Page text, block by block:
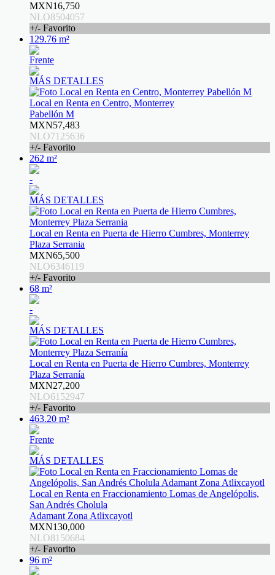
MXN16,750
NLO8504057
+/- Favorito
129.76 m²
Frente
MÁS DETALLES
Local en Renta en Centro, Monterrey
Pabellón M
MXN57,483
NLO7125636
+/- Favorito
262 m²
-
MÁS DETALLES
Local en Renta en Puerta de Hierro Cumbres, Monterrey
Plaza Serrania
MXN65,500
NLO6346119
+/- Favorito
68 m²
-
MÁS DETALLES
Local en Renta en Puerta de Hierro Cumbres, Monterrey
Plaza Serranía
MXN27,200
NLO6152947
+/- Favorito
463.20 m²
Frente
MÁS DETALLES
Local en Renta en Fraccionamiento Lomas de Angelópolis,
San Andrés Cholula
Adamant Zona Atlixcayotl
MXN130,000
NLO8150684
+/- Favorito
96 m²